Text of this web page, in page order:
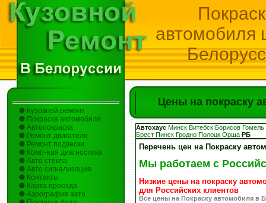
автомобиля
Кузовной ремонт
Покраска автомобиля
Автопокраска
Ремонт двигателя
Ремонт подвески
Комп-ная диагностика
Авто стекла
Авто сигнализация
Контакты
Карта проезда
Аэрография авто
Цены на покраску
Автохаус Минск Витебск Борисов Гомель
Брест Пинск Гродно Полоцк Орша РБ
Перечень цен на Покраску
Мы работаем с
Низкие цены на покраску
для Российских клиентов
Все цены на Покраску автомобиля в